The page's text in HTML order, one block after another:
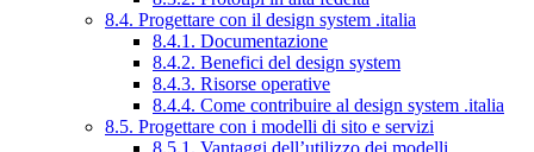
8.4. Progettare con il design system .italia
8.4.1. Documentazione
8.4.2. Benefici del design system
8.4.3. Risorse operative
8.4.4. Come contribuire al design system .italia
8.5. Progettare con i modelli di sito e servizi
8.5.1. Vantaggi dell’utilizzo dei modelli